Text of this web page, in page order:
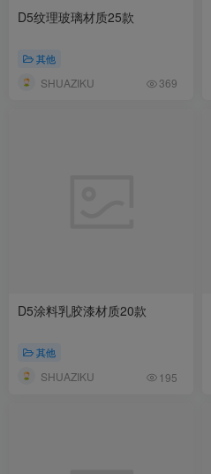
D5纹理玻璃材质25款
其他
SHUAZIKU 369
D5涂料乳胶漆材质20款
其他
SHUAZIKU 195